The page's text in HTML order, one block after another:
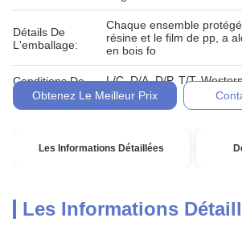
Détails De
L'emballage:
Chaque ensemble
résine et le film de pp, a
en bois fo
Conditions De
Paiement:
L/C, D/A, D/P, T/T,
engagement
Obtenez Le Meilleur Prix
Les Informations Détaillées
Les Informations